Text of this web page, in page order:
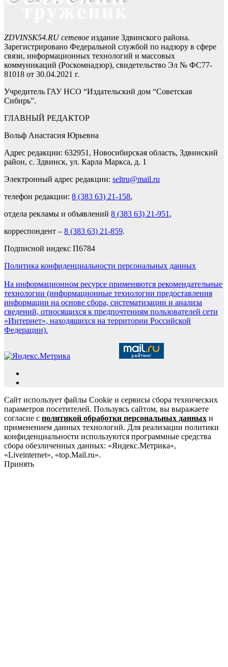
ZDVINSK54.RU сетевое издание Здвинского района.
Зарегистрировано Федеральной службой по надзору в сфере
связи, информационных технологий и массовых
коммуникаций (Роскомнадзор), свидетельство Эл № ФС77-
81018 от 30.04.2021 г.
Учредитель ГАУ НСО “Издательский дом “Советская
Сибирь”.
ГЛАВНЫЙ РЕДАКТОР
Вольф Анастасия Юрьевна
Адрес редакции: 632951, Новосибирская область, Здвинский
район, с. Здвинск, ул. Карла Маркса, д. 1
Электронный адрес редакции: seltru@mail.ru
телефон редакции: 8 (383 63) 21-158,
отдела рекламы и объявлений 8 (383 63) 21-951 ,
корреспондент – 8 (383 63) 21-859.
Подписной индекс П6784
Политика конфиденциальности персональных данных
На информационном ресурсе применяются рекомендательные
технологии (информационные технологии предоставления
информации на основе сбора, систематизации и анализа
сведений, относящихся к предпочтениям пользователей сети
«Интернет», находящихся на территории Российской
Федерации).
Сайт использует файлы Cookie и сервисы сбора технических
параметров посетителей. Пользуясь сайтом, вы выражаете
согласие с политикой обработки персональных данных и
применением данных технологий. Для реализации политики
конфиденциальности используются программные средства
сбора обезличенных данных: «Яндекс.Метрика»,
«Liveinternet», «top.Mail.ru».
Принять